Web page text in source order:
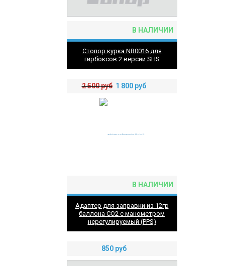
В НАЛИЧИИ
Стопор курка NB0016 для
гирбоксов 2 версии SHS
2 500руб 1 800 руб
В НАЛИЧИИ
Адаптер для заправки из 12гр
баллона CO2 с манометром
нерегулируемый (PPS)
850 руб